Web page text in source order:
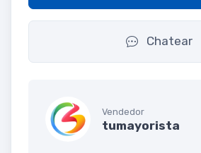
Chatear
Vendedor
tumayorista